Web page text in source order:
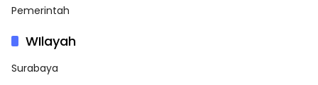
Pemerintah
WIlayah
Surabaya